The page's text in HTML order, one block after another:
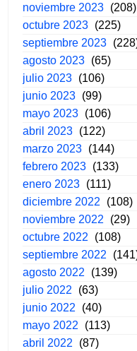
noviembre 2023 (208)
octubre 2023 (225)
septiembre 2023
agosto 2023 (65)
julio 2023 (106)
junio 2023 (99)
mayo 2023 (106)
abril 2023 (122)
marzo 2023 (144)
febrero 2023 (133)
enero 2023 (111)
diciembre 2022
(108)
noviembre 2022
(29)
octubre 2022
(108)
septiembre 2022
agosto 2022
(139)
julio 2022
(63)
junio 2022
(40)
mayo 2022
(113)
abril 2022
(87)